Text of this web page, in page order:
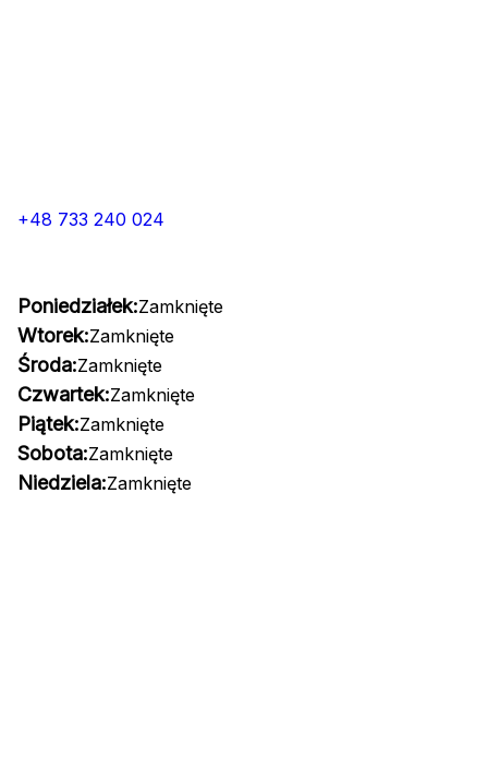
+48 733 240 024
Poniedziałek:Zamknięte
Wtorek:Zamknięte
Środa:Zamknięte
Czwartek:Zamknięte
Piątek:Zamknięte
Sobota:Zamknięte
Niedziela:Zamknięte